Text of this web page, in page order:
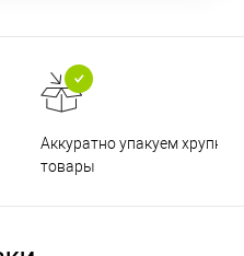
Аккуратно упакуем хрупкие
товары